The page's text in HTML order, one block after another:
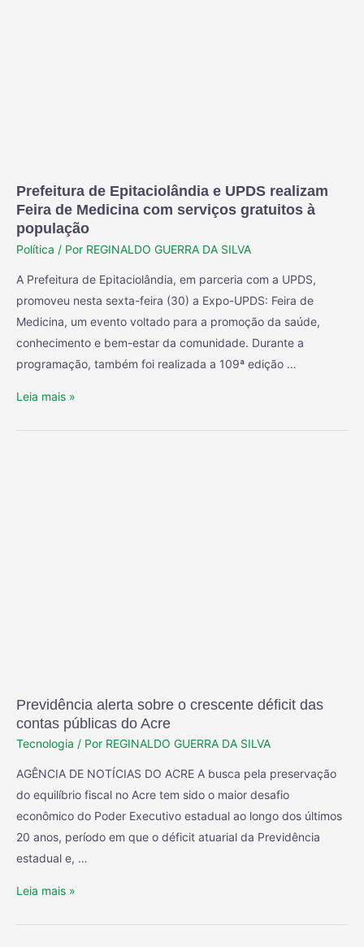
Prefeitura de Epitaciolândia e UPDS realizam
Feira de Medicina com serviços gratuitos à
população
Política / Por REGINALDO GUERRA DA SILVA
A Prefeitura de Epitaciolândia, em parceria com a UPDS,
promoveu nesta sexta-feira (30) a Expo-UPDS: Feira de
Medicina, um evento voltado para a promoção da saúde,
conhecimento e bem-estar da comunidade. Durante a
programação, também foi realizada a 109ª edição …
Leia mais »
Previdência alerta sobre o crescente déficit das
contas públicas do Acre
Tecnologia / Por REGINALDO GUERRA DA SILVA
AGÊNCIA DE NOTÍCIAS DO ACRE A busca pela preservação
do equilíbrio fiscal no Acre tem sido o maior desafio
econômico do Poder Executivo estadual ao longo dos últimos
20 anos, período em que o déficit atuarial da Previdência
estadual e, …
Leia mais »